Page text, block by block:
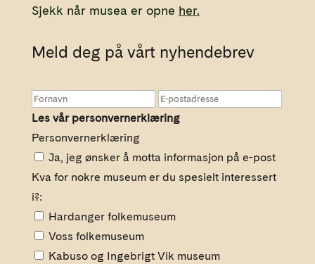
Sjekk når musea er opne her.
Meld deg på vårt nyhendebrev
Les vår personvernerklæring
Personvernerklæring
Ja, jeg ønsker å motta informasjon på e-post
Kva for nokre museum er du spesielt interessert
i?:
Hardanger folkemuseum
Voss folkemuseum
Kabuso og Ingebrigt Vik museum